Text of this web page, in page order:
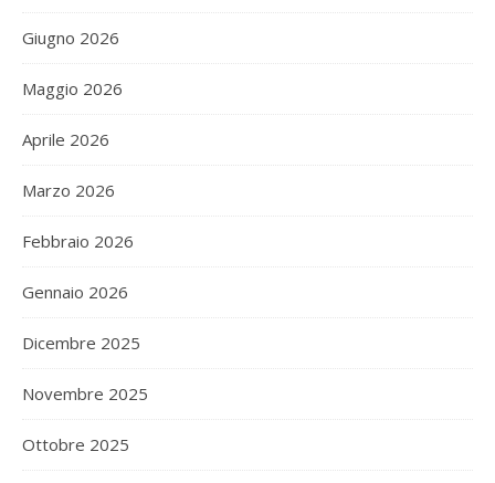
Giugno 2026
Maggio 2026
Aprile 2026
Marzo 2026
Febbraio 2026
Gennaio 2026
Dicembre 2025
Novembre 2025
Ottobre 2025